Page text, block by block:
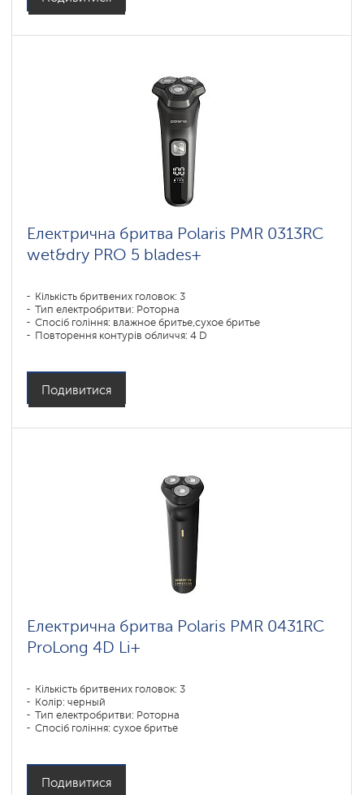
Електрична бритва Polaris PMR 0313RC
wet&dry PRO 5 blades+
Кількість бритвених головок: 3
Тип електробритви: Роторна
Спосіб гоління: влажное бритье,сухое бритье
Повторення контурів обличчя: 4 D
Подивитися
Електрична бритва Polaris PMR 0431RC
ProLong 4D Li+
Кількість бритвених головок: 3
Колір: черный
Тип електробритви: Роторна
Спосіб гоління: сухое бритье
Подивитися